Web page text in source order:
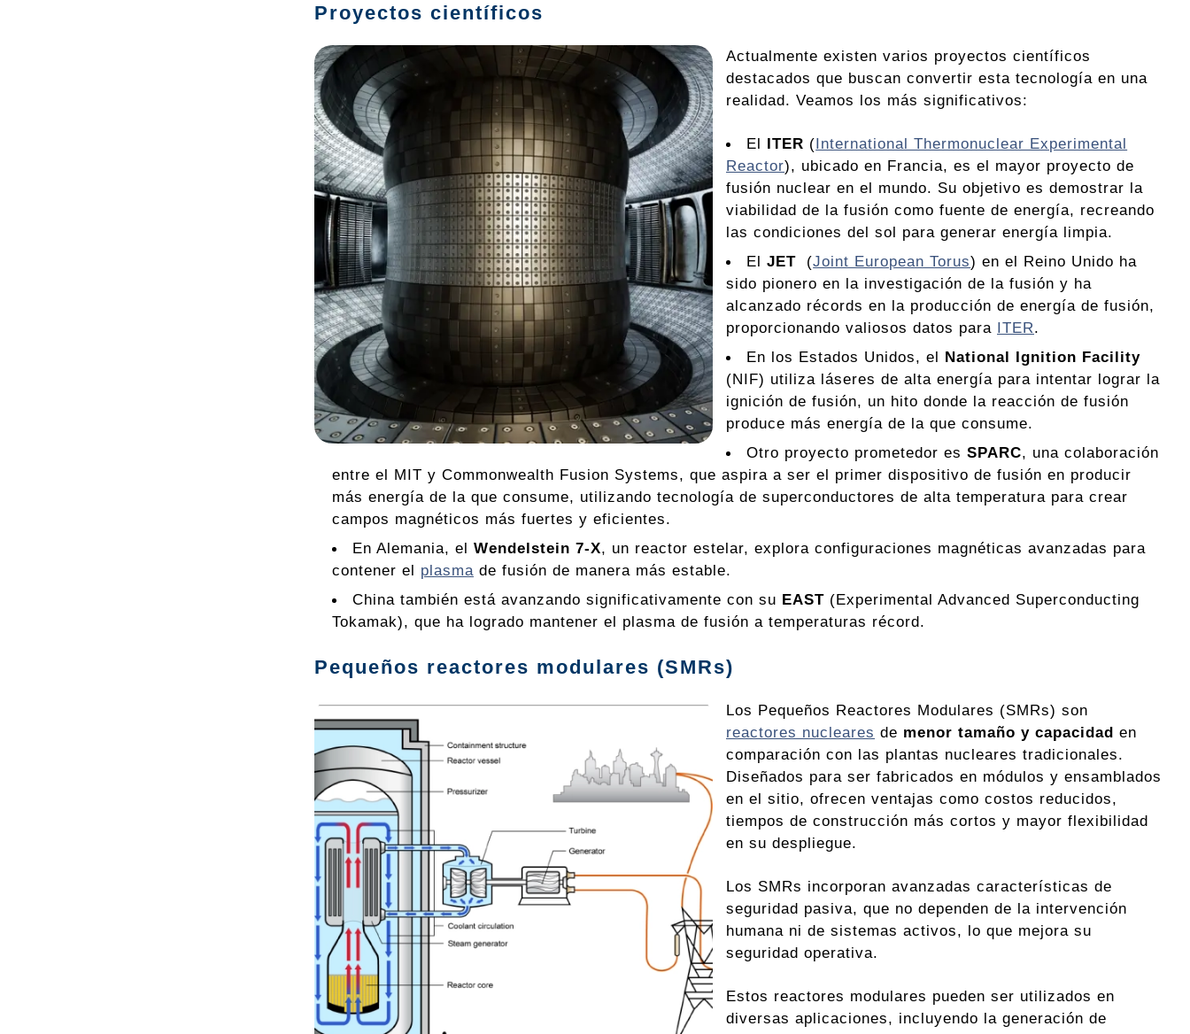
Proyectos científicos
Actualmente existen varios proyectos científicos
destacados que buscan convertir esta tecnología en una
realidad. Veamos los más significativos:
El ITER (International Thermonuclear Experimental
Reactor), ubicado en Francia, es el mayor proyecto de
fusión nuclear en el mundo. Su objetivo es demostrar la
viabilidad de la fusión como fuente de energía, recreando
las condiciones del sol para generar energía limpia.
ElJET (Joint European Torus) en el Reino Unido ha
sido pionero en la investigación de la fusión y ha
alcanzado récords en la producción de energía de fusión,
proporcionando valiosos datos para ITER.
En los Estados Unidos, el National Ignition Facility
(NIF) utiliza láseres de alta energía para intentar lograr la
ignición de fusión, un hito donde la reacción de fusión
produce más energía de la que consume.
Otro proyecto prometedor esSPARC, una colaboración
entre el MIT y Commonwealth Fusion Systems, que aspira a ser el primer dispositivo de fusión en producir
más energía de la que consume, utilizando tecnología de superconductores de alta temperatura para crear
campos magnéticos más fuertes y eficientes.
En Alemania, elWendelstein 7-X, un reactor estelar, explora configuraciones magnéticas avanzadas para
contener el plasma de fusión de manera más estable.
China también está avanzando significativamente con su EAST (Experimental Advanced Superconducting
Tokamak), que ha logrado mantener el plasma de fusión a temperaturas récord.
Pequeños reactores modulares (SMRs)
Los Pequeños Reactores Modulares (SMRs) son
reactores nucleares de menor tamaño y capacidad en
comparación con las plantas nucleares tradicionales.
Diseñados para ser fabricados en módulos y ensamblados
en el sitio, ofrecen ventajas como costos reducidos,
tiempos de construcción más cortos y mayor flexibilidad
en su despliegue.
Los SMRs incorporan avanzadas características de
seguridad pasiva, que no dependen de la intervención
humana ni de sistemas activos, lo que mejora su
seguridad operativa.
Estos reactores modulares pueden ser utilizados en
diversas aplicaciones, incluyendo la generación de